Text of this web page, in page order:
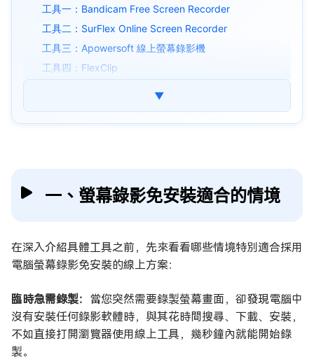
工具一：Bandicam Free Screen Recorder
工具二：SurFlex Online Screen Recorder
工具三：Apowersoft 線上螢幕錄影機
工具四：FlexClip
Windows 螢幕錄影檔案在哪裡？
Windows 10 螢幕錄影沒聲音？
結語
▼
一、螢幕錄影免安裝適合的情境
在深入介紹具體工具之前，先來看看哪些情境特別適合採用
電腦螢幕錄影免安裝的線上方案：
臨時急需錄製： 當您突然需要錄製螢幕畫面，卻發現電腦中
沒有安裝任何錄影軟體時，與其花時間搜尋、下載、安裝，
不如直接打開瀏覽器使用線上工具，幾秒鐘內就能開始錄
製。